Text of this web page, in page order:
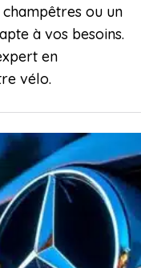
ou un
à vos besoins.
en
vélo.